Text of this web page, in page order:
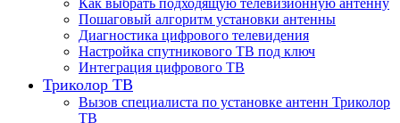
Пошаговый алгоритм установки антенны
Диагностика цифрового телевидения
Настройка спутникового ТВ под ключ
Интеграция цифрового ТВ
Триколор ТВ
Вызов специалиста по установке антенн Триколор
ТВ